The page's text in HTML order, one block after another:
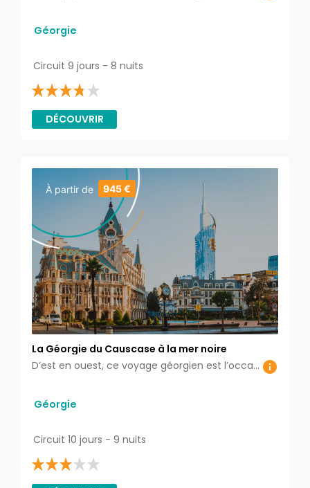
Géorgie
Circuit 9 jours - 8 nuits
DÉCOUVRIR
À partir de 945 €
La Géorgie du Causcase à la mer noire
D’est en ouest, ce voyage géorgien est l’occasion de découvrir tout ce qui fait le charme de ce pays peu connu
Géorgie
Circuit 10 jours - 9 nuits